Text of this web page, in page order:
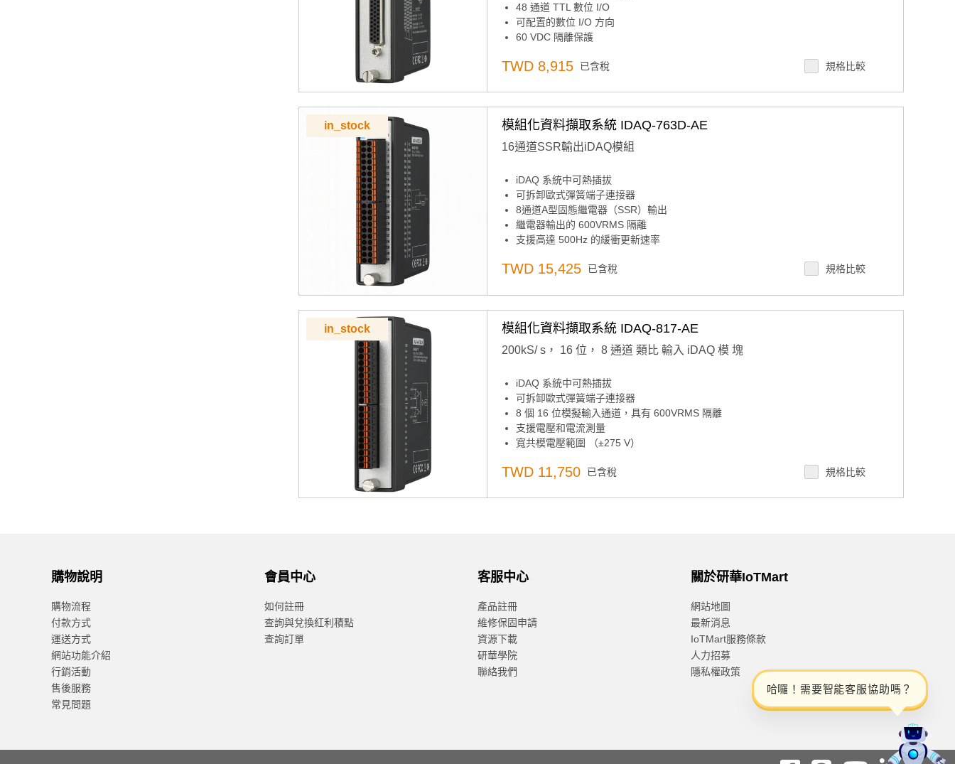
48 通道 TTL 數位 I/O
可配置的數位 I/O 方向
60 VDC 隔離保護
TWD 8,915 已含稅 規格比較
in_stock 模組化資料擷取系統 IDAQ-763D-AE
16通道SSR輸出iDAQ模組
iDAQ 系統中可熱插拔
可拆卸歐式彈簧端子連接器
8通道A型固態繼電器（SSR）輸出
繼電器輸出的 600VRMS 隔離
支援高達 500Hz 的緩衝更新速率
TWD 15,425 已含稅 規格比較
in_stock 模組化資料擷取系統 IDAQ-817-AE
200kS/ s， 16 位， 8 通道 類比 輸入 iDAQ 模 塊
iDAQ 系統中可熱插拔
可拆卸歐式彈簧端子連接器
8 個 16 位模擬輸入通道，具有 600VRMS 隔離
支援電壓和電流測量
寬共模電壓範圍 （±275 V）
TWD 11,750 已含稅 規格比較
購物說明
購物流程
付款方式
運送方式
網站功能介紹
行銷活動
售後服務
常見問題
會員中心
如何註冊
查詢與兌換紅利積點
查詢訂單
客服中心
產品註冊
維修保固申請
資源下載
研華學院
聯絡我們
關於研華IoTMart
網站地圖
最新消息
IoTMart服務條款
人力招募
隱私權政策
哈囉 ！ 需要智能客服協助嗎 ？